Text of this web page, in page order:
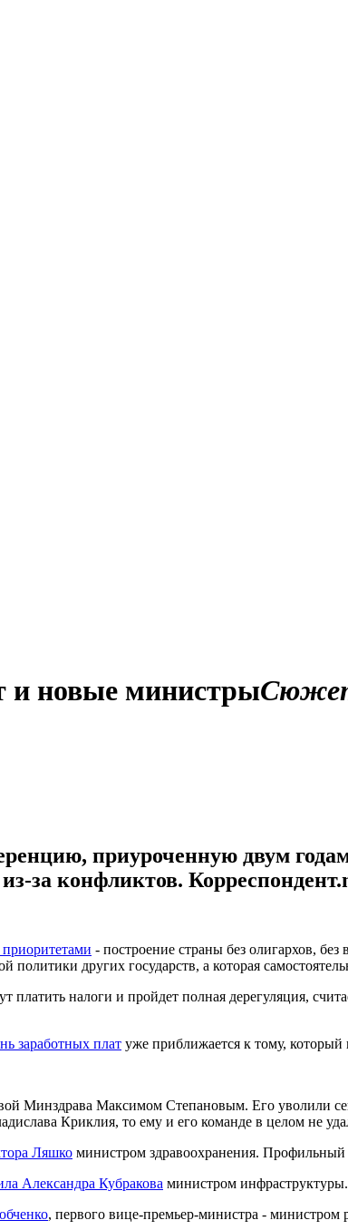
и новые министры
приуроченную двум годам
за конфликтов.
- построение страны без олигархов,
политики других государств, а которая
платить налоги и пройдет полная дерегуляция,
заработных плат уже приближается к тому,
Минздрава Максимом Степановым. Его уволили
Криклия, то ему и его команде в целом не
Ляшко министром здравоохранения.
Александра Кубракова министром инфраструктуры.
, первого вице-премьер-министра -